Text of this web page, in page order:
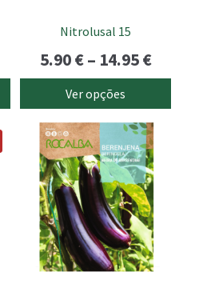
Nitrolusal 15
5.90€– 14.95€Price
range:
5.90 €
14.95
Ver opções
the
page